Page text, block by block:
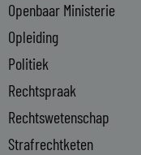
Openbaar Ministerie
Opleiding
Politiek
Rechtspraak
Rechtswetenschap
Strafrechtketen